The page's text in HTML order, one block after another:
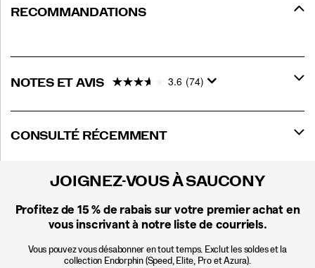
RECOMMANDATIONS
NOTES ET AVIS 3.6 (74)
CONSULTÉ RÉCEMMENT
JOIGNEZ-VOUS À SAUCONY
Profitez de 15 % de rabais sur votre premier achat en
vous inscrivant à notre liste de courriels.
Vous pouvez vous désabonner en tout temps. Exclut les soldes et la
collection Endorphin (Speed, Elite, Pro et Azura).